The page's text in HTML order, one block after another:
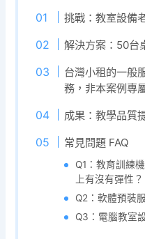
挑戰：教室設備
解決方案：50台
台灣小租的一般
務，非本案例專
成果：教學品質
常見問題 FAQ
Q1：教育訓練
上有沒有彈性？
Q2：軟體預裝
Q3：電腦教室